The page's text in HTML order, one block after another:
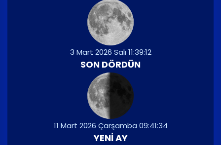
3 Mart 2026 Salı 11:39:12
SON DÖRDÜN
11 Mart 2026 Çarşamba 09:41:34
YENI AY